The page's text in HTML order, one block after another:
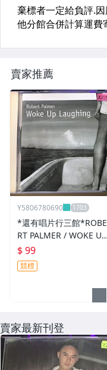
賣家推薦
Y5806780690
*還有唱片行三館*ROBE
RT PALMER / WOKE UP
LAUGHING 二手 ZZ191
35(封底破、競標)
$ 99
競標
賣家最新刊登